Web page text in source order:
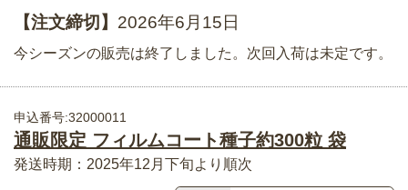
【注文締切】 2026年6月15日
今シーズンの販売は終了しました。次回入荷は未定です。
申込番号:32000011
通販限定 フィルムコート種子約300粒 袋
発送時期：2025年12月下旬より順次